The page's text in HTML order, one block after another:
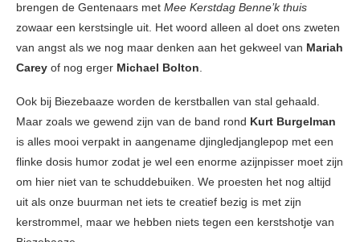
brengen de Gentenaars met Mee Kerstdag Benne’k thuis
zowaar een kerstsingle uit. Het woord alleen al doet ons zweten
van angst als we nog maar denken aan het gekweel van Mariah
Carey of nog erger Michael Bolton.
Ook bij Biezebaaze worden de kerstballen van stal gehaald.
Maar zoals we gewend zijn van de band rond Kurt Burgelman
is alles mooi verpakt in aangename djingledjanglepop met een
flinke dosis humor zodat je wel een enorme azijnpisser moet zijn
om hier niet van te schuddebuiken. We proesten het nog altijd
uit als onze buurman net iets te creatief bezig is met zijn
kerstrommel, maar we hebben niets tegen een kerstshotje van